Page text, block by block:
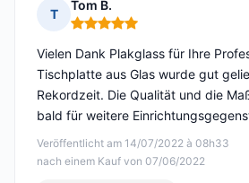
T
Tom B.
Hinweis: 5 von 5
Veröffentlicht am 14/07/2022 à 08h33
nach einem Kauf von 07/06/2022
Vielen Dank Plakglass für Ihre
Tischplatte aus Glas wurde gut
Rekordzeit. Die Qualität und die
bald für weitere